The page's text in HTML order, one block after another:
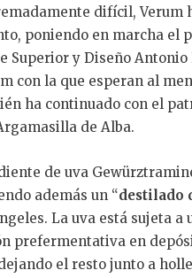
difícil, Verum
poniendo en marcha el
Superior y Diseño
con la que esperan al
ha continuado con el
de Alba.
de uva
además un “destilado
La uva está sujeta
prefermentativa en
el resto junto a